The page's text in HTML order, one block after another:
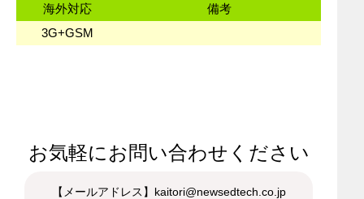
海外対応
備考
3G+GSM
お気軽にお問い合わせください
【メールアドレス】kaitori@newsedtech.co.jp